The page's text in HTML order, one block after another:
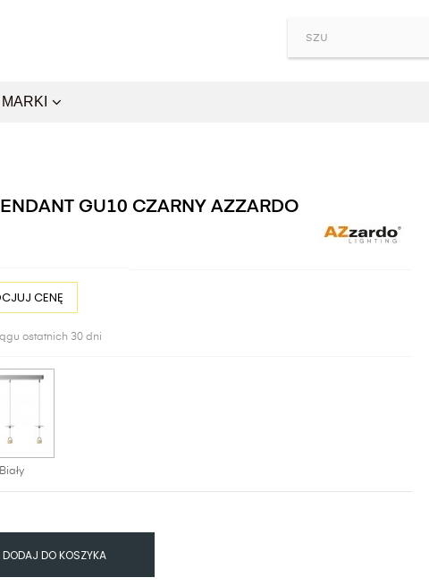
MARKI
GU10 CZARNY AZZARDO
CENĘ
ostatnich 30 dni
Biały
DODAJ DO KOSZYKA